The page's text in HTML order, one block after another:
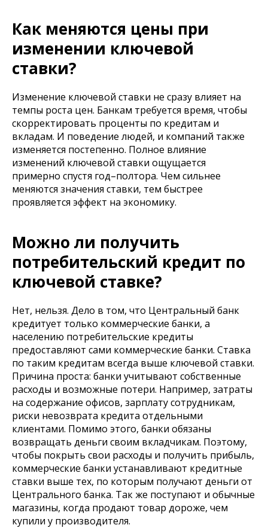
Как меняются цены при
изменении ключевой
ставки?
Изменение ключевой ставки не сразу влияет на
темпы роста цен. Банкам требуется время, чтобы
скорректировать проценты по кредитам и
вкладам. И поведение людей, и компаний также
изменяется постепенно. Полное влияние
изменений ключевой ставки ощущается
примерно спустя год–полтора. Чем сильнее
меняются значения ставки, тем быстрее
проявляется эффект на экономику.
Можно ли получить
потребительский кредит по
ключевой ставке?
Нет, нельзя. Дело в том, что Центральный банк
кредитует только коммерческие банки, а
населению потребительские кредиты
предоставляют сами коммерческие банки. Ставка
по таким кредитам всегда выше ключевой ставки.
Причина проста: банки учитывают собственные
расходы и возможные потери. Например, затраты
на содержание офисов, зарплату сотрудникам,
риски невозврата кредита отдельными
клиентами. Помимо этого, банки обязаны
возвращать деньги своим вкладчикам. Поэтому,
чтобы покрыть свои расходы и получить прибыль,
коммерческие банки устанавливают кредитные
ставки выше тех, по которым получают деньги от
Центрального банка. Так же поступают и обычные
магазины, когда продают товар дороже, чем
купили у производителя.